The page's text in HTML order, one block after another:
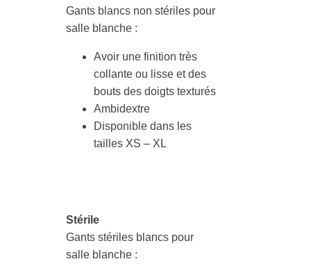
Gants blancs non stériles pour
salle blanche :
Avoir une finition très
collante ou lisse et des
bouts des doigts texturés
Ambidextre
Disponible dans les
tailles XS – XL
Stérile
Gants stériles blancs pour
salle blanche :